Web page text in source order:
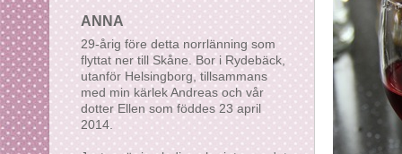
ANNA
29-årig före detta norrlänning som
flyttat ner till Skåne. Bor i Rydebäck,
utanför Helsingborg, tillsammans
med min kärlek Andreas och vår
dotter Ellen som föddes 23 april
2014.